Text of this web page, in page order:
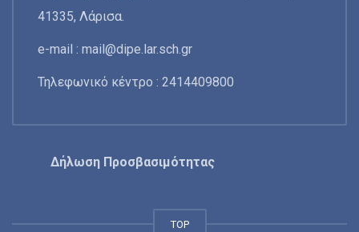
41335, Λάρισα.
e-mail : mail@dipe.lar.sch.gr
Τηλεφωνικό κέντρο : 2414409800
Δήλωση Προσβασιμότητας
TOP